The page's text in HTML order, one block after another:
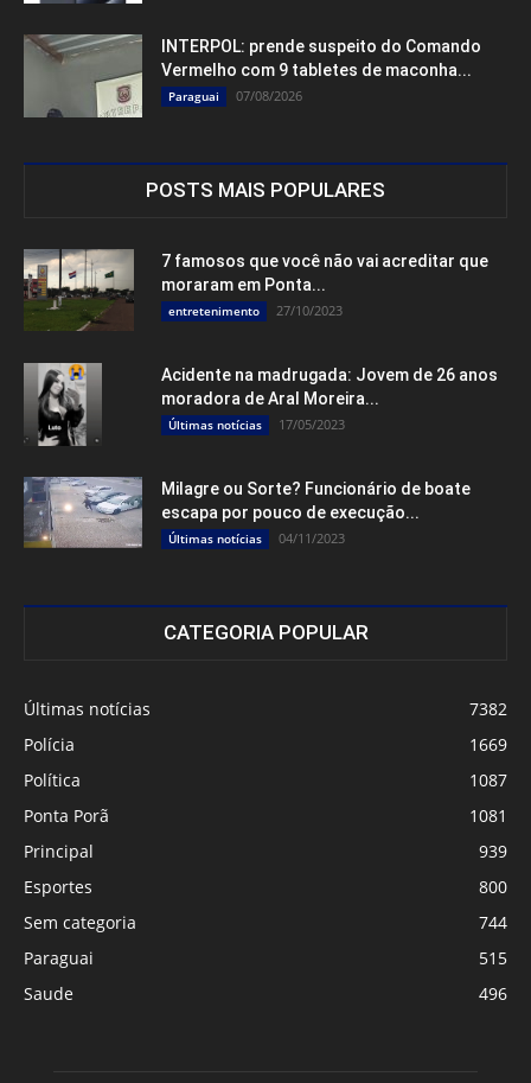
INTERPOL: prende suspeito do Comando
Vermelho com 9 tabletes de maconha...
Paraguai 07/08/2026
POSTS MAIS POPULARES
7 famosos que você não vai acreditar que
moraram em Ponta...
entretenimento 27/10/2023
Acidente na madrugada: Jovem de 26 anos
moradora de Aral Moreira...
Últimas notícias 17/05/2023
Milagre ou Sorte? Funcionário de boate
escapa por pouco de execução...
Últimas notícias 04/11/2023
CATEGORIA POPULAR
Últimas notícias
7382
Polícia
1669
Política
1087
Ponta Porã
1081
Principal
939
Esportes
800
Sem categoria
744
Paraguai
515
Saude
496